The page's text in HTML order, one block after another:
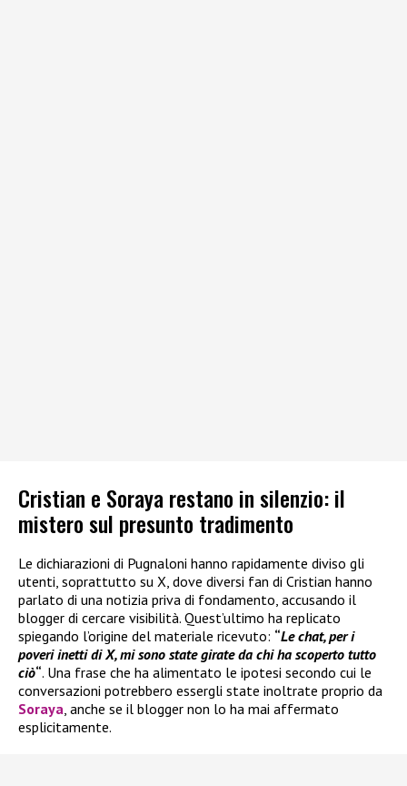
Cristian e Soraya restano in silenzio: il
mistero sul presunto tradimento
Le dichiarazioni di Pugnaloni hanno rapidamente diviso gli
utenti, soprattutto su X, dove diversi fan di Cristian hanno
parlato di una notizia priva di fondamento, accusando il
blogger di cercare visibilità. Quest’ultimo ha replicato
spiegando l’origine del materiale ricevuto: “Le chat, per i
poveri inetti di X, mi sono state girate da chi ha scoperto tutto
ciò“. Una frase che ha alimentato le ipotesi secondo cui le
conversazioni potrebbero essergli state inoltrate proprio da
Soraya, anche se il blogger non lo ha mai affermato
esplicitamente.